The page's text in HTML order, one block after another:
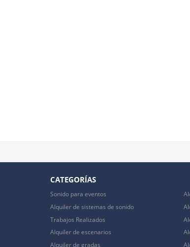
CATEGORÍAS
Sonido para eventos
Alquiler de sistemas de sonido
Trabajos Realizados
Alquiler de escenarios
Alquiler de gradas